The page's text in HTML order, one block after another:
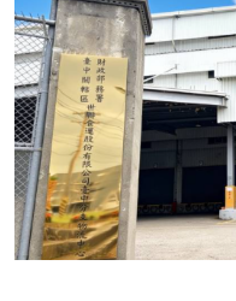
28.9%最高。